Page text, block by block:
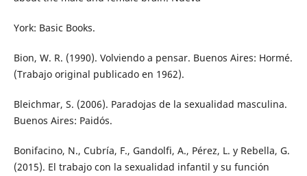
York: Basic Books.
Bion, W. R. (1990). Volviendo a pensar. Buenos Aires: Hormé.
(Trabajo original publicado en 1962).
Bleichmar, S. (2006). Paradojas de la sexualidad masculina.
Buenos Aires: Paidós.
Bonifacino, N., Cubría, F., Gandolfi, A., Pérez, L. y Rebella, G.
(2015). El trabajo con la sexualidad infantil y su función